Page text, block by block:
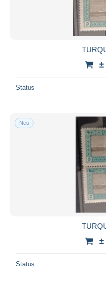
±
Status
Neu
±
Status